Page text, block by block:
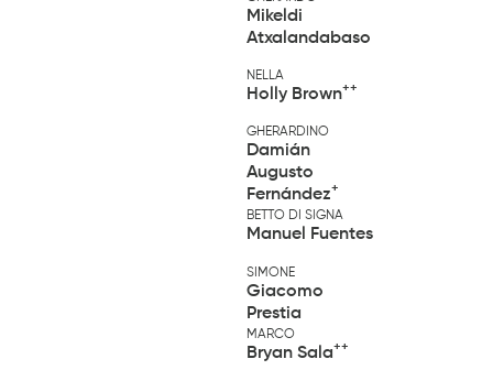
Mikeldi
Atxalandabaso
NELLA
Holly Brown++
GHERARDINO
Damián
Augusto
Fernández+
BETTO DI SIGNA
Manuel Fuentes
SIMONE
Giacomo
Prestia
MARCO
Bryan Sala++